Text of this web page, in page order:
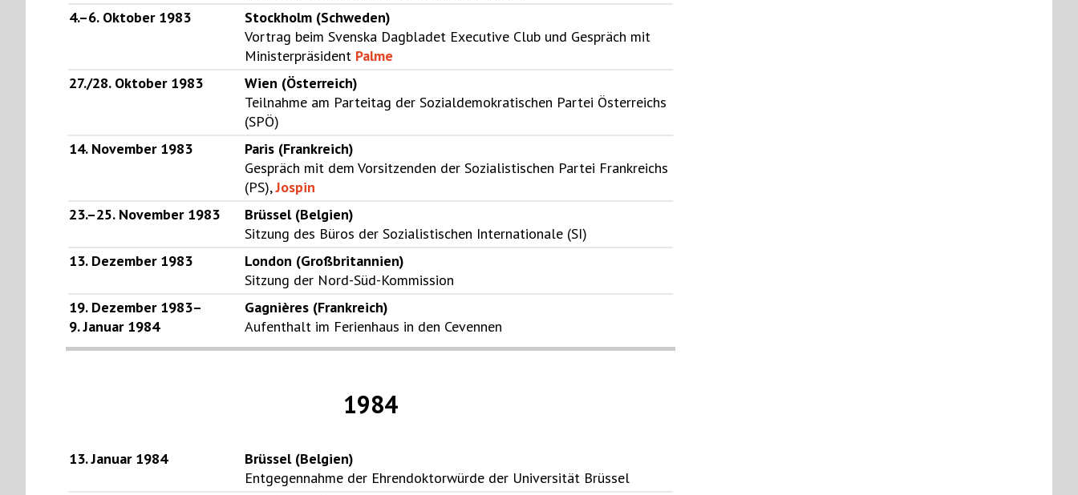
4.–6. Oktober 1983
Stockholm (Schweden)
Vortrag beim Svenska Dagbladet Executive Club und Gespräch mit
Ministerpräsident Palme
27./28. Oktober 1983
Wien (Österreich)
Teilnahme am Parteitag der Sozialdemokratischen Partei Österreichs
(SPÖ)
14. November 1983
Paris (Frankreich)
Gespräch mit dem Vorsitzenden der Sozialistischen Partei Frankreichs
(PS),Jospin
23.–25. November 1983
Brüssel (Belgien)
Sitzung des Büros der Sozialistischen Internationale (SI)
13. Dezember 1983
London (Großbritannien)
Sitzung der Nord-Süd-Kommission
19. Dezember 1983–
9. Januar 1984
Gagnières (Frankreich)
Aufenthalt im Ferienhaus in den Cevennen
1984
13. Januar 1984
Brüssel (Belgien)
Entgegennahme der Ehrendoktorwürde der Universität Brüssel